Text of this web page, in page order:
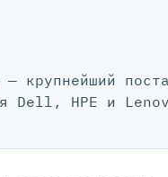
крупнейший
Dell, HPE и